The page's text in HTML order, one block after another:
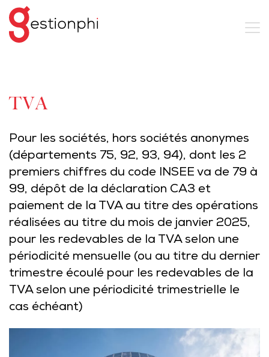
TVA
Pour les sociétés, hors sociétés anonymes
(départements 75, 92, 93, 94), dont les 2
premiers chiffres du code INSEE va de 79 à
99, dépôt de la déclaration CA3 et
paiement de la TVA au titre des opérations
réalisées au titre du mois de janvier 2025,
pour les redevables de la TVA selon une
périodicité mensuelle (ou au titre du dernier
trimestre écoulé pour les redevables de la
TVA selon une périodicité trimestrielle le
cas échéant)